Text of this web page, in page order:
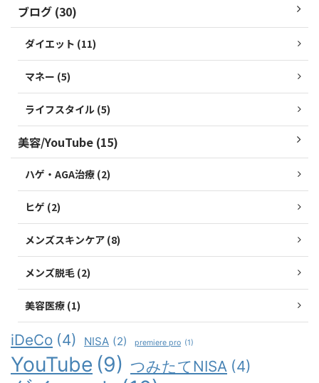
ブログ (30)
ダイエット (11)
マネー (5)
ライフスタイル (5)
美容/YouTube (15)
ハゲ・AGA治療 (2)
ヒゲ (2)
メンズスキンケア (8)
メンズ脱毛 (2)
美容医療 (1)
iDeCo (4) NISA (2) premiere pro (1)
YouTube (9) つみたてNISA (4)